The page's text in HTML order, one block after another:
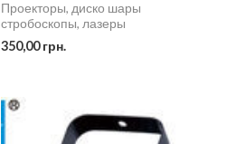
Проекторы, диско шары
стробоскопы, лазеры
350,00грн.